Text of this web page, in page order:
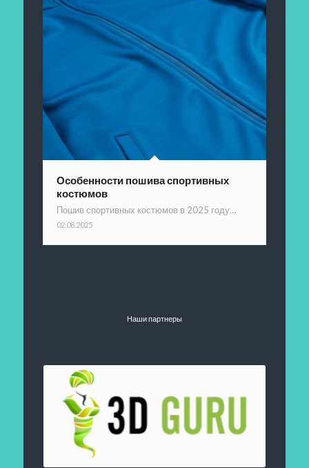
Особенности пошива спортивных
костюмов
Пошив спортивных костюмов в 2025 году…
02.08.2025
Наши партнеры